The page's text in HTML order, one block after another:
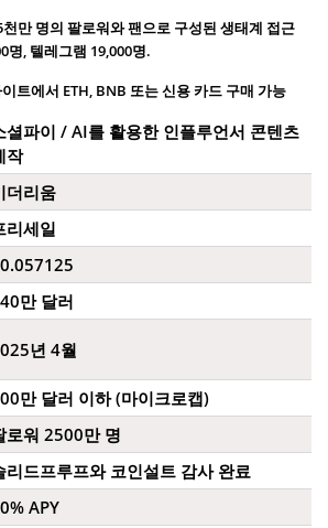
천만 명의 팔로워와 팬으로 구성된 생태계 접근
명, 텔레그램 19,000명.
트에서 ETH, BNB 또는 신용 카드 구매 가능
셜파이 / AI를 활용한 인플루언서 콘텐츠
작
더리움
리세일
만 달러
년 4월
만 달러 이하 (마이크로캡)
로워 2500만 명
리드프루프와 코인설트 감사 완료
APY